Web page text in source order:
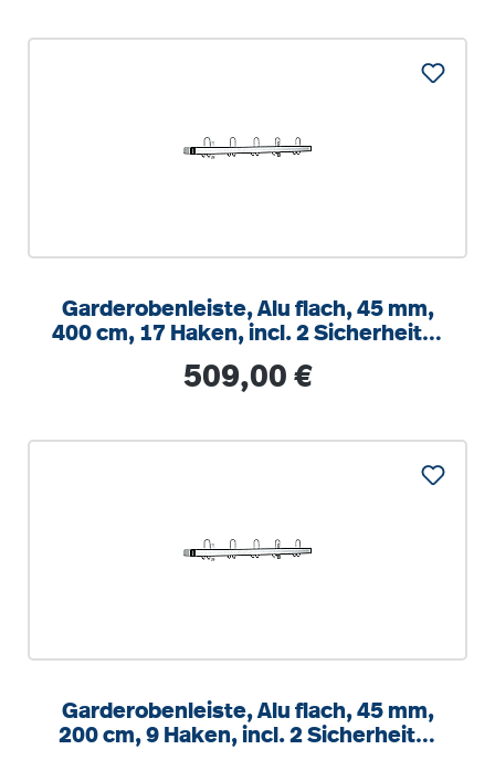
Garderobenleiste, Alu flach, 45 mm,
400 cm, 17 Haken, incl. 2 Sicherheits-
Regulärer Preis:
509,00 €
Garderobenleiste, Alu flach, 45 mm,
200 cm, 9 Haken, incl. 2 Sicherheits-